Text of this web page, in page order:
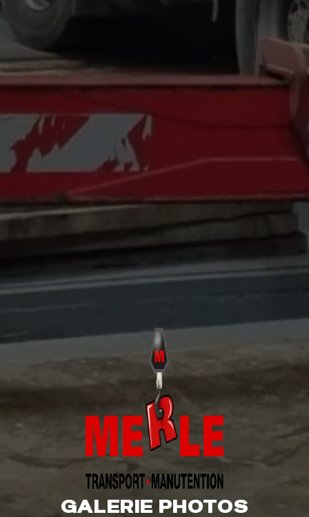
GALERIE PHOTOS